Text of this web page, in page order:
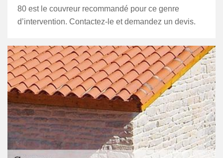
80 est le couvreur recommandé pour ce genre
d’intervention. Contactez-le et demandez un devis.